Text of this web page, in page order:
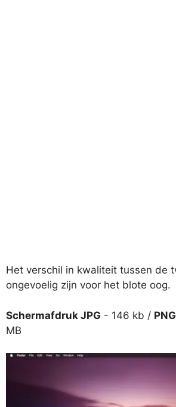
Het verschil in kwaliteit tussen de
ongevoelig zijn voor het blote oog.
Schermafdruk JPG - 146 kb /
MB